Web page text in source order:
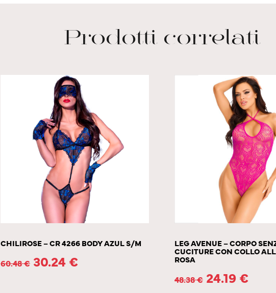
Prodotti correlati
CHILIROSE – CR 4266 BODY AZUL S/M
60.48€ 30.24 €
LEG AVENUE – CORPO
CUCITURE CON COLLO
ROSA
48.38€ 24.19 €